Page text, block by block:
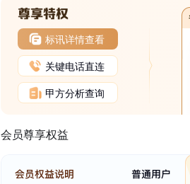
标讯详情查看
关键电话直连
甲方分析查询
会员尊享权益